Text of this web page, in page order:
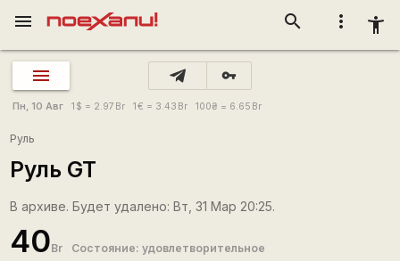
more_vert accessibility_new
search
menu
vpn_key
Пн, 10 Авг 1 $ = 2.97 Br 1€ = 3.43 Br 100₴ = 6.65 Br
Руль
Руль GT
В архиве. Будет удалено: Вт, 31 Мар 20:25.
40Br Состояние: удовлетворительное